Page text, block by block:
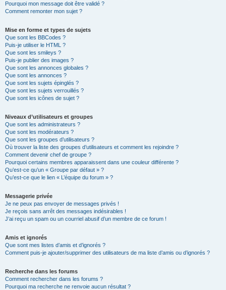
Pourquoi mon message doit être validé ?
Comment remonter mon sujet ?
Mise en forme et types de sujets
Que sont les BBCodes ?
Puis-je utiliser le HTML ?
Que sont les smileys ?
Puis-je publier des images ?
Que sont les annonces globales ?
Que sont les annonces ?
Que sont les sujets épinglés ?
Que sont les sujets verrouillés ?
Que sont les icônes de sujet ?
Niveaux d’utilisateurs et groupes
Que sont les administrateurs ?
Que sont les modérateurs ?
Que sont les groupes d’utilisateurs ?
Où trouver la liste des groupes d’utilisateurs et comment les rejoindre ?
Comment devenir chef de groupe ?
Pourquoi certains membres apparaissent dans une couleur différente ?
Qu’est-ce qu’un « Groupe par défaut » ?
Qu’est-ce que le lien « L’équipe du forum » ?
Messagerie privée
Je ne peux pas envoyer de messages privés !
Je reçois sans arrêt des messages indésirables !
J’ai reçu un spam ou un courriel abusif d’un membre de ce forum !
Amis et ignorés
Que sont mes listes d’amis et d’ignorés ?
Comment puis-je ajouter/supprimer des utilisateurs de ma liste d’amis ou d’ignorés ?
Recherche dans les forums
Comment rechercher dans les forums ?
Pourquoi ma recherche ne renvoie aucun résultat ?